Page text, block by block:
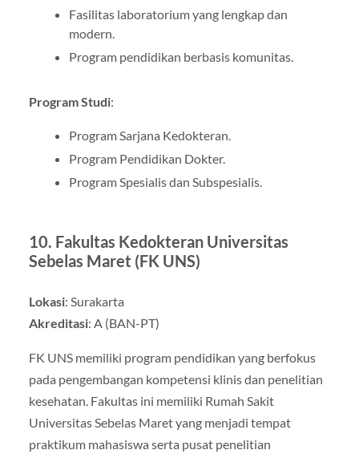
Fasilitas laboratorium yang lengkap dan
modern.
Program pendidikan berbasis komunitas.
Program Studi:
Program Sarjana Kedokteran.
Program Pendidikan Dokter.
Program Spesialis dan Subspesialis.
10. Fakultas Kedokteran Universitas
Sebelas Maret (FK UNS)
Lokasi: Surakarta
Akreditasi: A (BAN-PT)
FK UNS memiliki program pendidikan yang berfokus
pada pengembangan kompetensi klinis dan penelitian
kesehatan. Fakultas ini memiliki Rumah Sakit
Universitas Sebelas Maret yang menjadi tempat
praktikum mahasiswa serta pusat penelitian